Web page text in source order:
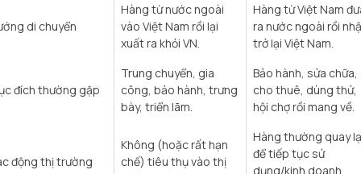
di chuyển
Hàng từ nước ngoài
vào Việt Nam rồi lại
xuất ra khỏi VN. ​
Hàng từ Việt Nam
ra nước ngoài rồi
trở lại Việt Nam. ​
đích thường gặp
Trung chuyển, gia
công, bảo hành, trưng
bày, triển lãm. ​
Bảo hành, sửa chữa,
cho thuê, dùng thử,
hội chợ rồi mang về. ​
động thị trường
Không (hoặc rất hạn
chế) tiêu thụ vào thị
Hàng thường quay
để tiếp tục sử
dụng/kinh doanh